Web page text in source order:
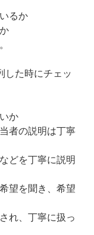
るか
した時にチェッ
か
者の説明は丁寧
どを丁寧に説明
望を聞き、希望
れ、丁寧に扱っ